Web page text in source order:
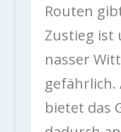
Routen
Zustieg ist
nasser
gefährlich.
bietet das